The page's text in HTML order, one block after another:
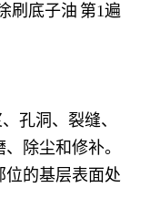
刷底子油 第1遍
孔洞、裂缝、
除尘和修补。
位的基层表面处